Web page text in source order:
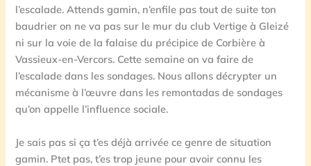
l’escalade. Attends gamin, n’enfile pas tout de suite ton
baudrier on ne va pas sur le mur du club Vertige à Gleizé
ni sur la voie de la falaise du précipice de Corbière à
Vassieux-en-Vercors. Cette semaine on va faire de
l’escalade dans les sondages. Nous allons décrypter un
mécanisme à l’œuvre dans les remontadas de sondages
qu’on appelle l’influence sociale.
Je sais pas si ça t’es déjà arrivée ce genre de situation
gamin. Ptet pas, t’es trop jeune pour avoir connu les